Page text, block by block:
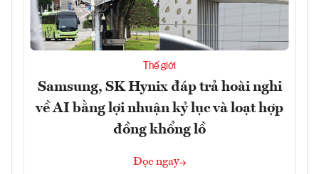
Thế giới
Samsung, SK Hynix đáp trả hoài nghi
về AI bằng lợi nhuận kỷ lục và loạt hợp
đồng khổng lồ
Đọc ngay